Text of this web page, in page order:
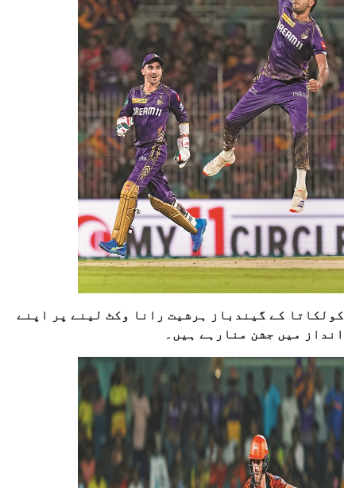
کولکاتا کے گیندباز ہرشیت رانا وکٹ لینے پر اپنے
انداز میں جشن منارہے ہیں۔